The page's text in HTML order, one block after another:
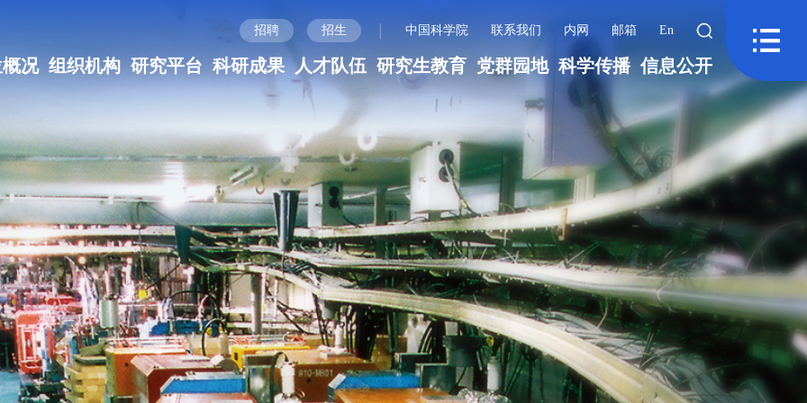
招聘 招生 | 中国科学院 联系我们 内网 邮箱 En
况 组织机构 研究平台 科研成果 人才队伍 研究生教育 党群园地 科学传播 信息公开